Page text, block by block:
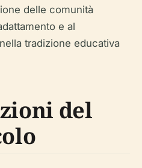
delle comunità
e al
tradizione educativa
del